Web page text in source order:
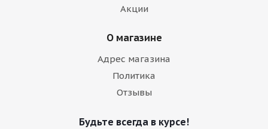
Акции
О магазине
Адрес магазина
Политика
Отзывы
Будьте всегда в курсе!